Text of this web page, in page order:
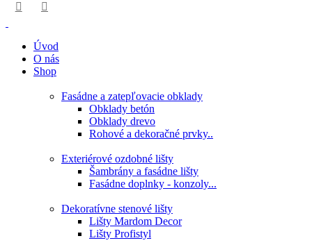
Úvod
O nás
Shop
Fasádne a zatepľovacie obklady
Obklady betón
Obklady drevo
Rohové a dekoračné prvky..
Exteriérové ozdobné lišty
Šambrány a fasádne lišty
Fasádne doplnky - konzoly...
Dekoratívne stenové lišty
Lišty Mardom Decor
Lišty Profistyl